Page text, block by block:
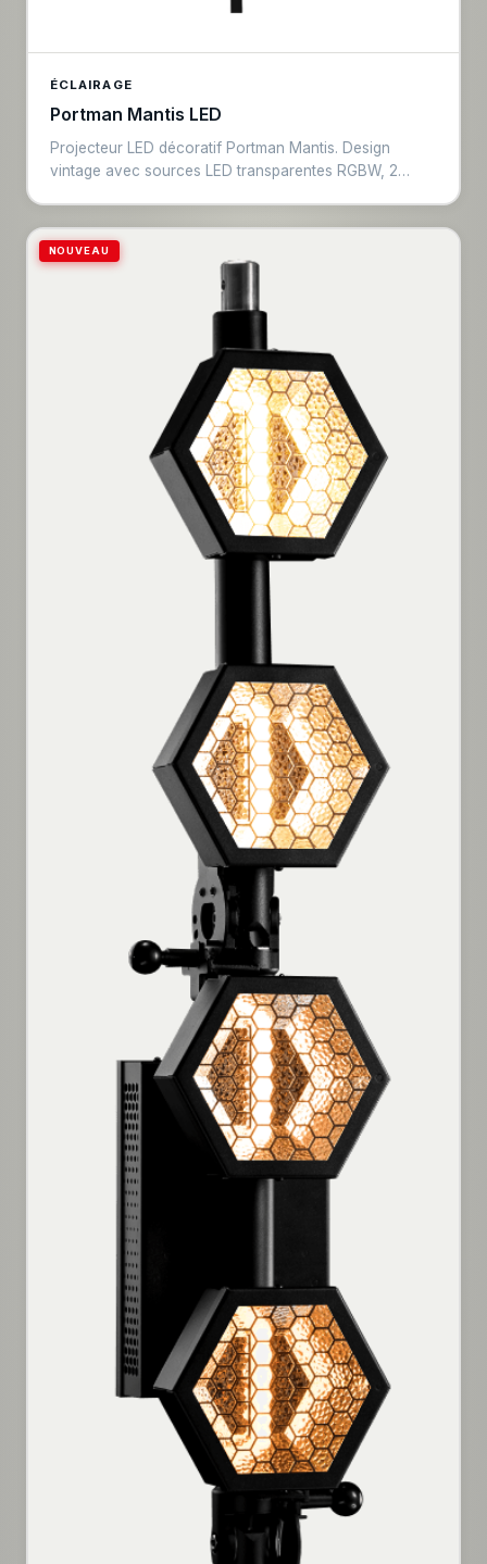
ÉCLAIRAGE
Portman Mantis LED
Projecteur LED décoratif Portman Mantis. Design
vintage avec sources LED transparentes RGBW, 2
moderne pour événements design, mariages et
productions artistiques.
NOUVEAU